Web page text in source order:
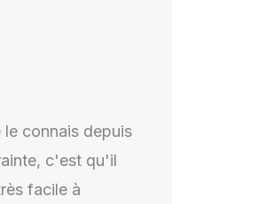
connais depuis
c'est qu'il
facile à